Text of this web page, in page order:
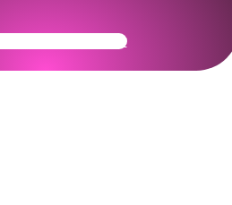
Community Ready